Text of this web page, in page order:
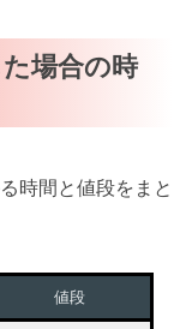
場合の時
時間と値段をまと
値段